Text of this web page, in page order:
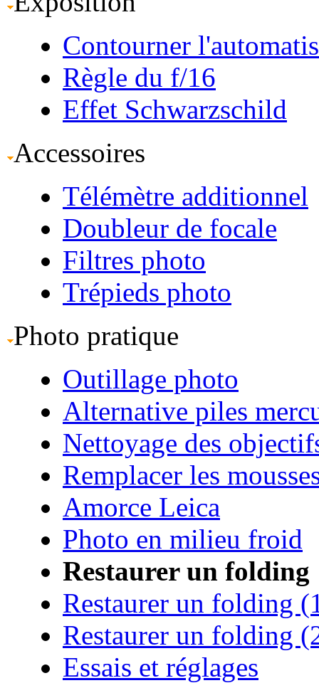
Contourner
Règle du f/16
Effet Schwarzschild
Accessoires
Télémètre additionnel
Doubleur de focale
Filtres photo
Trépieds photo
Photo pratique
Outillage photo
Alternative piles
Nettoyage des
Remplacer les
Amorce Leica
Photo en milieu froid
Restaurer un folding
Restaurer un folding
Restaurer un folding
Essais et réglages